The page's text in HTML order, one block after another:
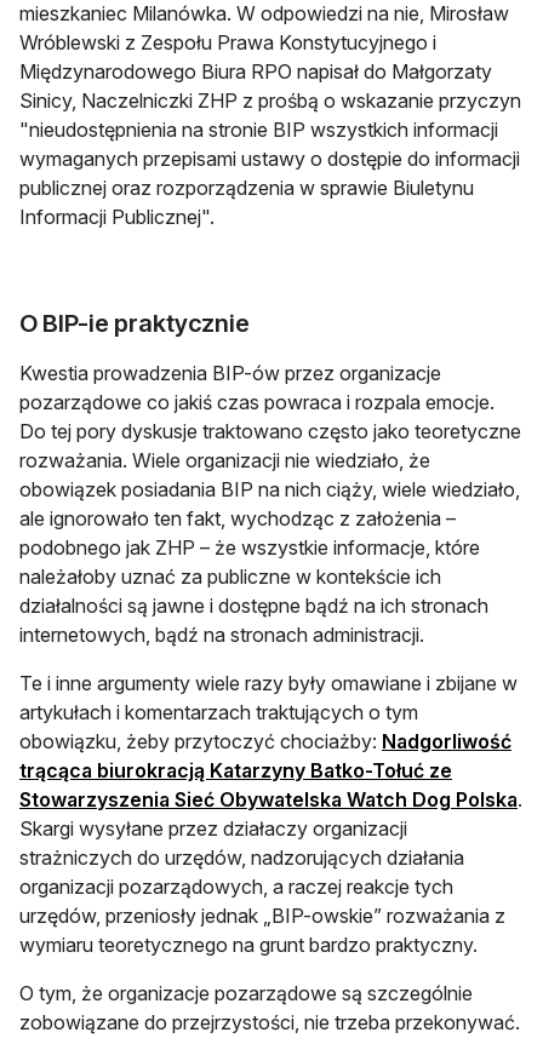
mieszkaniec Milanówka. W odpowiedzi na nie, Mirosław
Wróblewski z Zespołu Prawa Konstytucyjnego i
Międzynarodowego Biura RPO napisał do Małgorzaty
Sinicy, Naczelniczki ZHP z prośbą o wskazanie przyczyn
"nieudostępnienia na stronie BIP wszystkich informacji
wymaganych przepisami ustawy o dostępie do informacji
publicznej oraz rozporządzenia w sprawie Biuletynu
Informacji Publicznej".
O BIP-ie praktycznie
Kwestia prowadzenia BIP-ów przez organizacje
pozarządowe co jakiś czas powraca i rozpala emocje.
Do tej pory dyskusje traktowano często jako teoretyczne
rozważania. Wiele organizacji nie wiedziało, że
obowiązek posiadania BIP na nich ciąży, wiele wiedziało,
ale ignorowało ten fakt, wychodząc z założenia –
podobnego jak ZHP – że wszystkie informacje, które
należałoby uznać za publiczne w kontekście ich
działalności są jawne i dostępne bądź na ich stronach
internetowych, bądź na stronach administracji.
Te i inne argumenty wiele razy były omawiane i zbijane w
artykułach i komentarzach traktujących o tym
obowiązku, żeby przytoczyć chociażby: Nadgorliwość
trącąca biurokracją Katarzyny Batko-Tołuć ze
Stowarzyszenia Sieć Obywatelska Watch Dog Polska.
Skargi wysyłane przez działaczy organizacji
strażniczych do urzędów, nadzorujących działania
organizacji pozarządowych, a raczej reakcje tych
urzędów, przeniosły jednak „BIP-owskie” rozważania z
wymiaru teoretycznego na grunt bardzo praktyczny.
O tym, że organizacje pozarządowe są szczególnie
zobowiązane do przejrzystości, nie trzeba przekonywać.